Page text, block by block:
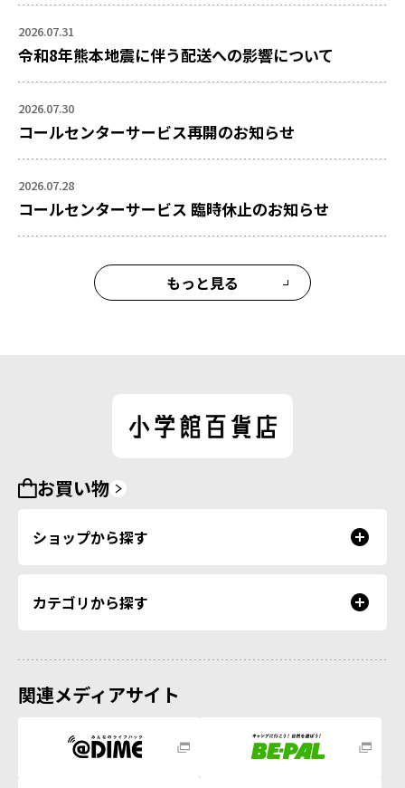
2026.07.31
令和8年熊本地震に伴う配送への影響について
2026.07.30
コールセンターサービス再開のお知らせ
2026.07.28
コールセンターサービス 臨時休止のお知らせ
もっと見る
お買い物
ショップから探す
カテゴリから探す
関連メディアサイト